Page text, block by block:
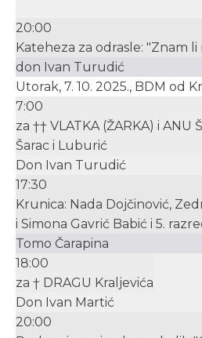
20:00
Kateheza za odrasle: "Znam li
don Ivan Turudić
Utorak, 7. 10. 2025., BDM od
7:00
za †† VLATKA (ŽARKA) i ANU
Šarac i Luburić
Don Ivan Turudić
17:30
Krunica: Nada Dojčinović,
i Simona Gavrić Babić i 5.
Tomo Čarapina
18:00
za † DRAGU Kraljevića
Don Ivan Martić
20:00